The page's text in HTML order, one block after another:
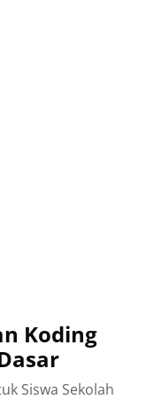
Koding
Siswa Sekolah